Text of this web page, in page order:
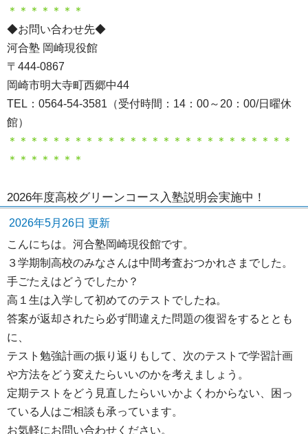
＊＊＊＊＊＊＊
◆お問い合わせ先◆
河合塾 岡崎現役館
〒444-0867
岡崎市明大寺町西郷中44
TEL：0564-54-3581（受付時間：14：00～20：00/日曜休
館）
＊＊＊＊＊＊＊＊＊＊＊＊＊＊＊＊＊＊＊＊＊＊＊＊＊＊
＊＊＊＊＊＊＊
2026年度高校グリーンコース入塾説明会実施中！
2026年5月26日 更新
こんにちは。河合塾岡崎現役館です。
３学期制高校のみなさんは中間考査おつかれさまでした。
手ごたえはどうでしたか？
高１生は入学して初めてのテストでしたね。
答案が返却されたら必ず間違えた問題の復習をするととも
に、
テスト勉強計画の振り返りもして、次のテストで学習計画
や方法をどう変えたらいいのかを考えましょう。
定期テストをどう見直したらいいかよくわからない、困っ
ている人はご相談も承っています。
お気軽にお問い合わせください。